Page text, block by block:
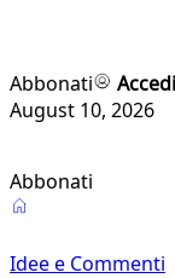
Abbonati
Accedi
August 10, 2026
Abbonati
Idee e Commenti